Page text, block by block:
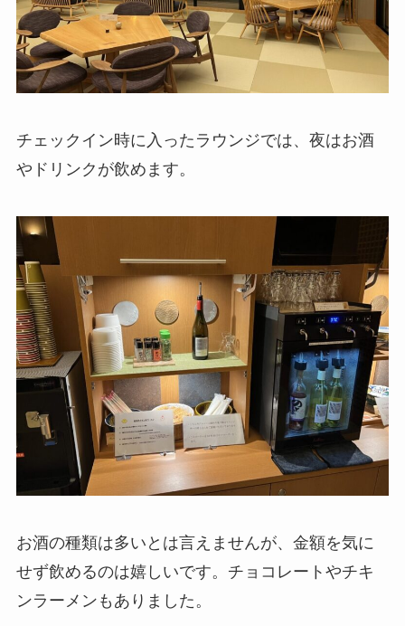
チェックイン時に入ったラウンジでは、夜はお酒
やドリンクが飲めます。
お酒の種類は多いとは言えませんが、金額を気に
せず飲めるのは嬉しいです。チョコレートやチキ
ンラーメンもありました。